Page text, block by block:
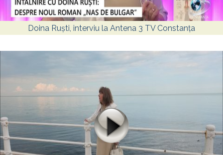
Doina Ruști, interviu la Antena 3 TV Constanța